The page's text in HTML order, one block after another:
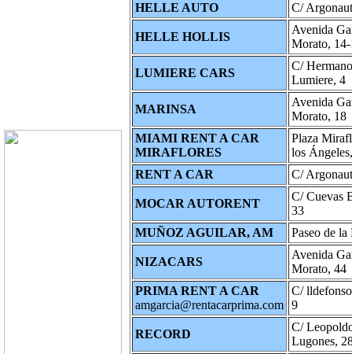
HELLE AUTO
C/
HELLE HOLLIS
Avenida
Morato,
LUMIERE CARS
C/
Lumiere, 4
MARINSA
Avenida
Morato, 18
MIAMI RENT A CAR
MIRAFLORES
Plaza
los
RENT A CAR
C/
MOCAR AUTORENT
C/ Cuevas
33
MUÑOZ AGUILAR, AM
Paseo de la
NIZACARS
Avenida
Morato, 44
PRIMA RENT A CAR
amgarcia@rentacarprima.com
C/
9
RECORD
C/
Lugones,